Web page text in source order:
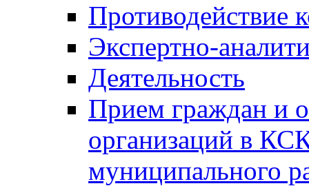
Противодействие
Экспертно-
Деятельность
Прием граждан и
организаций в
муниципального